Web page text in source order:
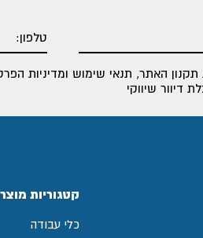
תקנון האתר, תנאי שימוש ומדיניות
דיוור שיווקי
קטגוריות
כלי עבודה